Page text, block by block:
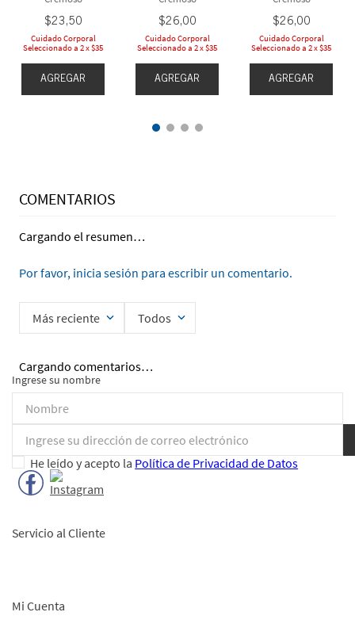
$23,50
Cuidado Corporal
Seleccionado a 2 x $35
AGREGAR
$26,00
Cuidado Corporal
Seleccionado a 2 x $35
AGREGAR
$26,00
Cuidado Corporal
Seleccionado a 2 x $35
AGREGAR
COMENTARIOS
Cargando el resumen…
Por favor, inicia sesión para escribir un comentario.
Más reciente Todos
Cargando comentarios…
Ingrese su nombre
He leído y acepto la Política de Privacidad de Datos
Servicio al Cliente
Mi Cuenta